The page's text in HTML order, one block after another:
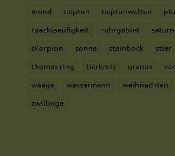
mond neptun neptunwelten
ruecklaeufigkeit ruhrgebiet saturn
skorpion sonne steinbock stier
thomas ring tierkreis uranus
waage wassermann weihnachten
zwillinge
Essenzielle Cookies ermöglichen
Marketing (2)
Marketing-Cookies werden von
indem sie Besucher über Websites hinweg